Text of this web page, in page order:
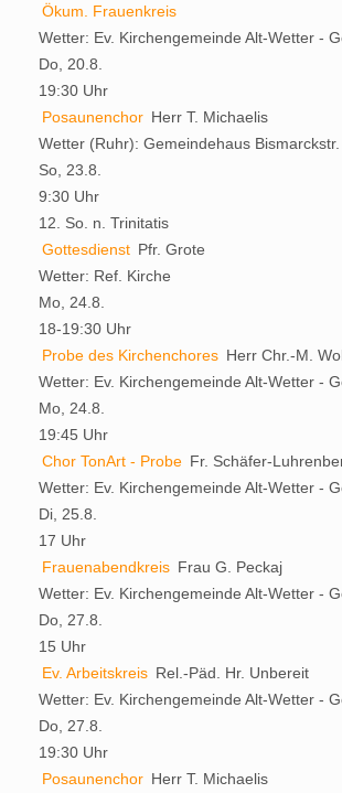
Ökum. Frauenkreis
Wetter: Ev. Kirchengemeinde Alt-Wetter -
Do, 20.8.
19:30 Uhr
Posaunenchor Herr T. Michaelis
Wetter (Ruhr): Gemeindehaus
So, 23.8.
9:30 Uhr
12. So. n. Trinitatis
Gottesdienst Pfr. Grote
Wetter: Ref. Kirche
Mo, 24.8.
18-19:30 Uhr
Probe des Kirchenchores Herr Chr.-M.
Wetter: Ev. Kirchengemeinde Alt-Wetter -
Mo, 24.8.
19:45 Uhr
Chor TonArt - Probe Fr. Schäfer-
Wetter: Ev. Kirchengemeinde Alt-Wetter -
Di, 25.8.
17 Uhr
Frauenabendkreis Frau G. Peckaj
Wetter: Ev. Kirchengemeinde Alt-Wetter -
Do, 27.8.
15 Uhr
Ev. Arbeitskreis Rel.-Päd. Hr. Unbereit
Wetter: Ev. Kirchengemeinde Alt-Wetter -
Do, 27.8.
19:30 Uhr
Posaunenchor Herr T. Michaelis